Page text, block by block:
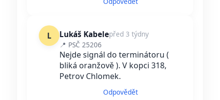
L Lukáš Kabelepřed 3 týdny
📍 PSČ 25206
Nejde signál do terminátoru (
bliká oranžově ). V kopci 318,
Petrov Chlomek.
Odpovědět